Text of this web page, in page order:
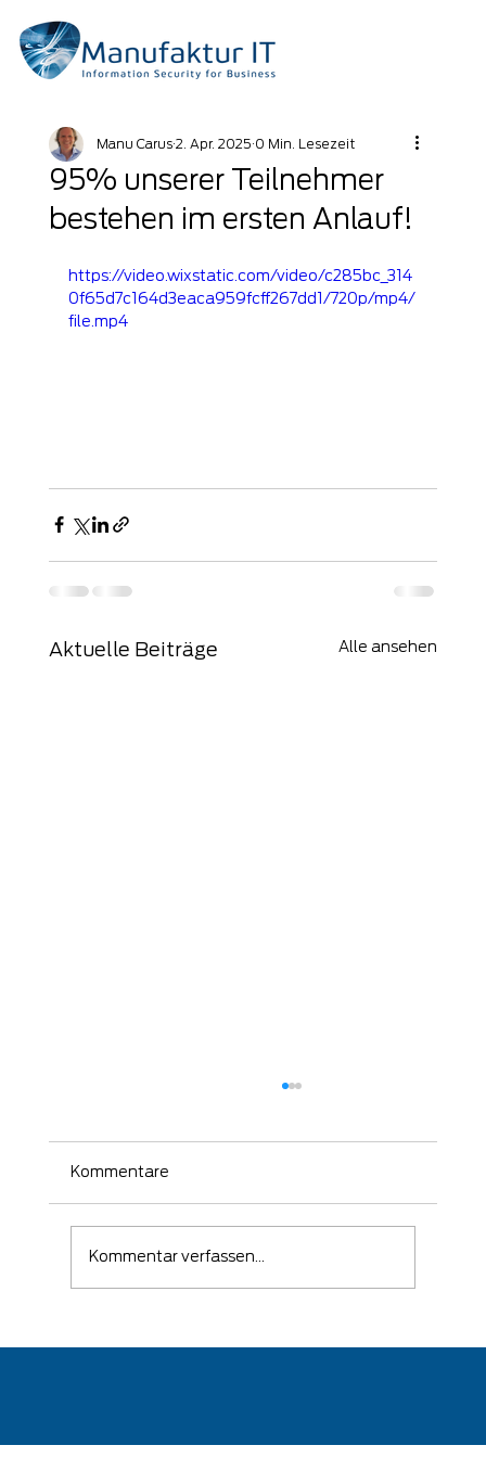
95% unserer Teilnehmer
bestehen im ersten Anlauf!
Manu Carus 2. Apr. 2025 0 Min. Lesezeit
https://video.wixstatic.com/video/c285bc_314
0f65d7c164d3eaca959fcff267dd1/720p/mp4/
file.mp4
Aktuelle Beiträge Alle ansehen
Kommentare
Kommentar verfassen...